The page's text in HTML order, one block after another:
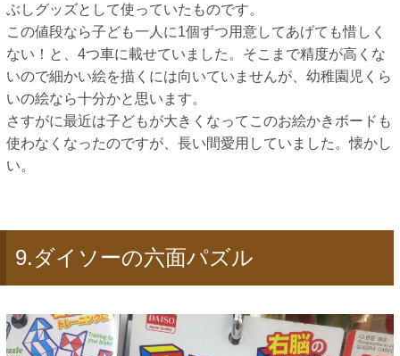
ぶしグッズとして使っていたものです。
この値段なら子ども一人に1個ずつ用意してあげても惜しく
ない！と、4つ車に載せていました。そこまで精度が高くな
いので細かい絵を描くには向いていませんが、幼稚園児くら
いの絵なら十分かと思います。
さすがに最近は子どもが大きくなってこのお絵かきボードも
使わなくなったのですが、長い間愛用していました。懐かし
い。
9.ダイソーの六面パズル